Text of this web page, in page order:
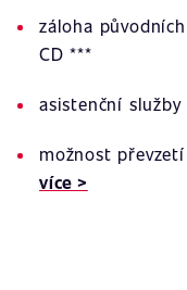
záloha
CD ***
asistenční služby
možnost
více >